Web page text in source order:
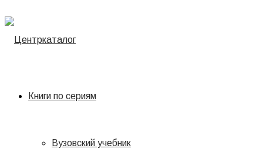
Книги по сериям
Вузовский учебник